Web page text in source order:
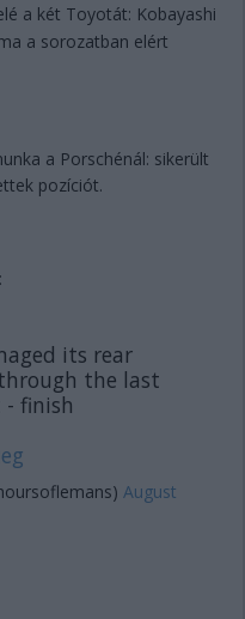
a két Toyotát: Kobayashi
a sorozatban elért
a Porschénál: sikerült
pozíciót.
its rear
the last
finish
August